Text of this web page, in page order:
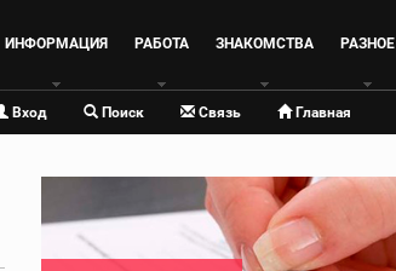
ИНФОРМАЦИЯ РАБОТА ЗНАКОМСТВА РАЗНОЕ
Вход Поиск Связь Главная